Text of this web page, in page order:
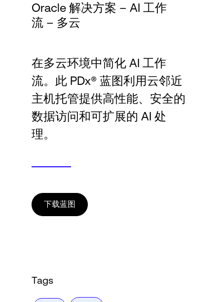
关于
登录
Oracle 解决方案 – AI 工作
流 – 多云
在多云环境中简化 AI 工作
流。此 PDx® 蓝图利用云邻近
主机托管提供高性能、安全的
数据访问和可扩展的 AI 处
理。
下载蓝图
Tags